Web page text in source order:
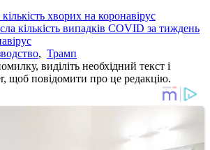
хворих на коронавірус
кількість випадків COVID за тиждень
, Трамп
виділіть необхідний текст і
щоб повідомити про це редакцію.